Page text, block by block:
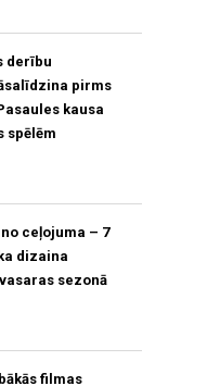
derību
pirms
kausa
spēlēm
ceļojuma – 7
dizaina
sezonā
filmas